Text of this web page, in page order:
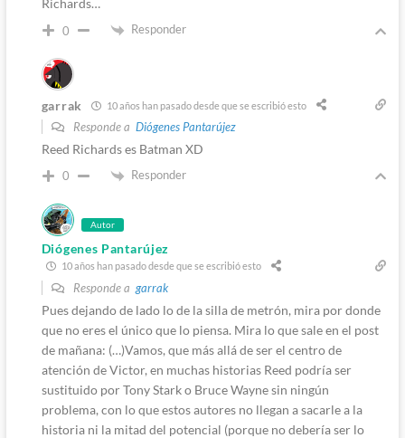
Richards…
0 Responder
garrak 10 años han pasado desde que se escribió esto
Responde a Diógenes Pantarújez
Reed Richards es Batman XD
0 Responder
Autor
Diógenes Pantarújez
10 años han pasado desde que se escribió esto
Responde a garrak
Pues dejando de lado lo de la silla de metrón, mira por donde
que no eres el único que lo piensa. Mira lo que sale en el post
de mañana: (…)Vamos, que más allá de ser el centro de
atención de Victor, en muchas historias Reed podría ser
sustituido por Tony Stark o Bruce Wayne sin ningún
problema, con lo que estos autores no llegan a sacarle a la
historia ni la mitad del potencial (porque no debería ser lo